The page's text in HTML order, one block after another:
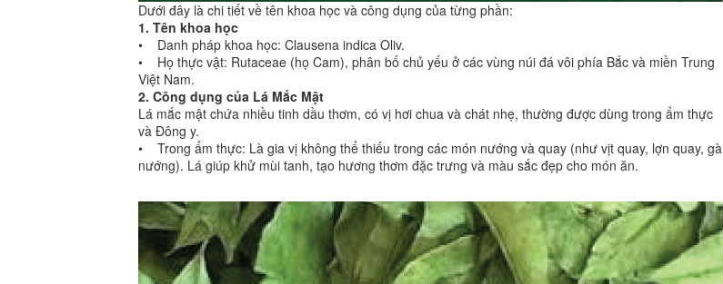
Dưới đây là chi tiết về tên khoa học và công dụng của từng phần:
1. Tên khoa học
• Danh pháp khoa học: Clausena indica Oliv.
• Họ thực vật: Rutaceae (họ Cam), phân bố chủ yếu ở các vùng núi đá vôi phía Bắc và miền Trung
Việt Nam.
2. Công dụng của Lá Mắc Mật
Lá mắc mật chứa nhiều tinh dầu thơm, có vị hơi chua và chát nhẹ, thường được dùng trong ẩm thực
và Đông y.
• Trong ẩm thực: Là gia vị không thể thiếu trong các món nướng và quay (như vịt quay, lợn quay, gà
nướng). Lá giúp khử mùi tanh, tạo hương thơm đặc trưng và màu sắc đẹp cho món ăn.